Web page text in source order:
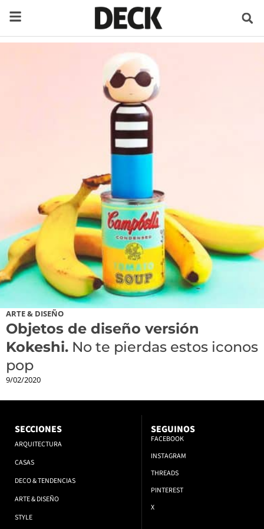
ARTE & DISEÑO
Objetos de diseño versión
Kokeshi. No te pierdas estos iconos
pop
9/02/2020
SECCIONES
ARQUITECTURA
CASAS
DECO & TENDENCIAS
ARTE & DISEÑO
STYLE
SEGUINOS
FACEBOOK
INSTAGRAM
THREADS
PINTEREST
X